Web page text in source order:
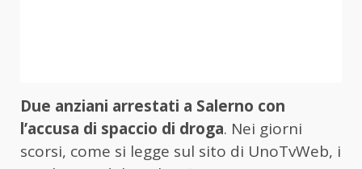
Due anziani arrestati a Salerno con
l’accusa di spaccio di droga. Nei giorni
scorsi, come si legge sul sito di UnoTvWeb, i